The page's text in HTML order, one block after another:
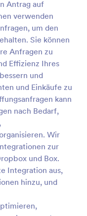
Antrag auf
verwenden
um den
Sie können
Anfragen zu
Effizienz Ihres
und
und Einkäufe zu
kann
nach Bedarf,
Wir
zur
und Box.
Integration aus,
hinzu, und